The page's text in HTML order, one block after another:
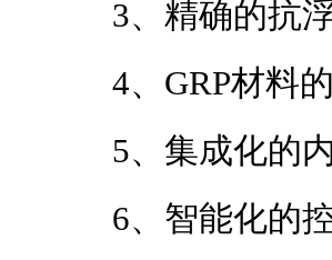
3、精确的抗
4、GRP材料
5、集成化的
6、智能化的